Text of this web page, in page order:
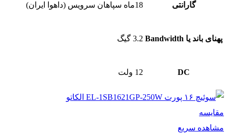
گارانتی 18ماه سپاهان سرویس (داهوا ایران)
پهنای باند یا Bandwidth 3.2 گیگ
DC 12 ولت
مقایسه
مشاهده سریع